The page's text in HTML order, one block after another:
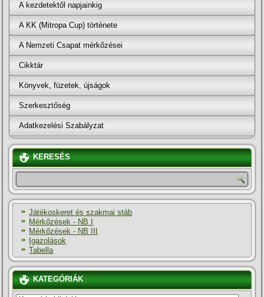
A kezdetektől napjainkig
A KK (Mitropa Cup) története
A Nemzeti Csapat mérkőzései
Cikktár
Könyvek, füzetek, újságok
Szerkesztőség
Adatkezelési Szabályzat
KERESÉS
Játékoskeret és szakmai stáb
Mérkőzések - NB I
Mérkőzések - NB III
Igazolások
Tabella
KATEGÓRIÁK